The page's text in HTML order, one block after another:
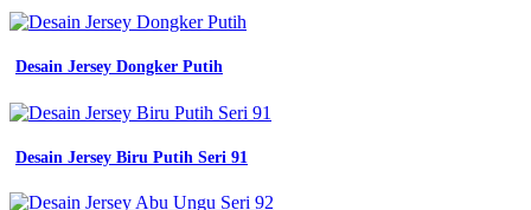
Desain Jersey Dongker Putih
Desain Jersey Biru Putih Seri 91